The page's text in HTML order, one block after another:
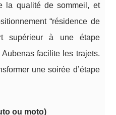
la qualité de sommeil, et
“résidence de
supérieur à une étape
facilite les trajets.
une soirée d’étape
ou moto)